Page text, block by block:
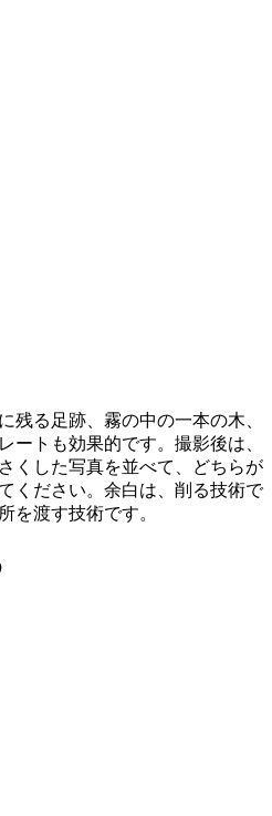
残る足跡、霧の中の一本の木、
ートも効果的です。撮影後は、
くした写真を並べて、どちらが
ください。余白は、削る技術で
を渡す技術です。